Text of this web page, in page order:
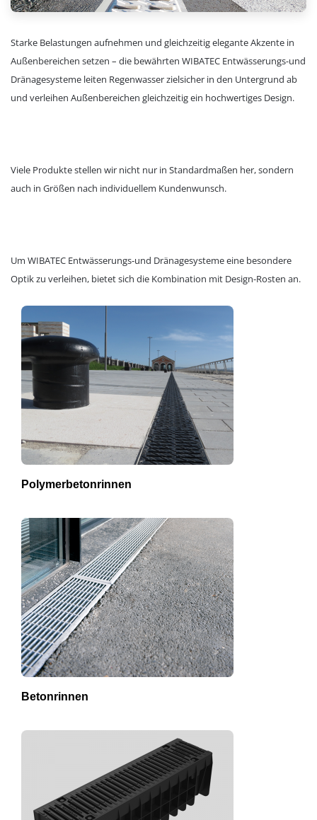
Starke Belastungen aufnehmen und gleichzeitig elegante Akzente in
Außenbereichen setzen – die bewährten WIBATEC Entwässerungs-und
Dränagesysteme leiten Regenwasser zielsicher in den Untergrund ab
und verleihen Außenbereichen gleichzeitig ein hochwertiges Design.
Viele Produkte stellen wir nicht nur in Standardmaßen her, sondern
auch in Größen nach individuellem Kundenwunsch.
Um WIBATEC Entwässerungs-und Dränagesysteme eine besondere
Optik zu verleihen, bietet sich die Kombination mit Design-Rosten an.
Polymerbetonrinnen
Betonrinnen